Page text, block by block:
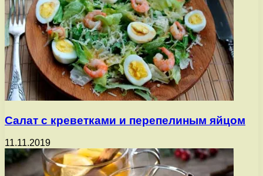
Салат с креветками и перепелиным яйцом
11.11.2019